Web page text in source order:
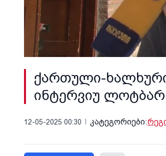
ქართული-
ინტერვიუ
12-05-2025 00:30 კატეგორიები: